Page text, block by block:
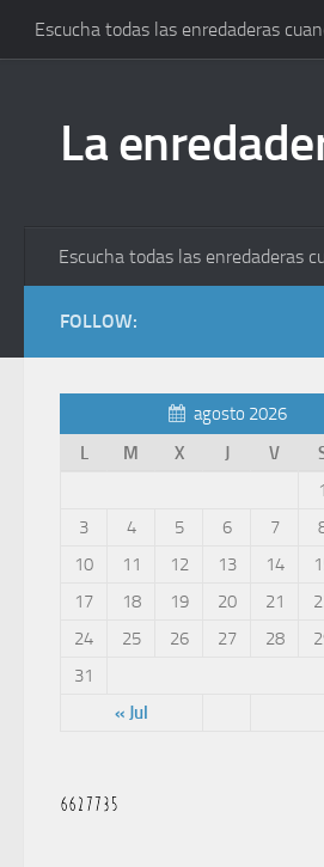
Escucha todas las enredaderas
La
Escucha todas las enredaderas
FOLLOW:
agosto 2026
L
M X J V
« Jul
1
3
4 5 6 7
10
11 12 13 14
17
18 19 20 21
24
25 26 27 28
31